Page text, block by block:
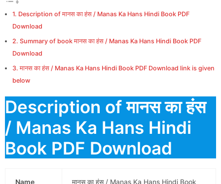
Description of मानस का हंस / Manas Ka Hans Hindi Book PDF
Download
Summary of book मानस का हंस / Manas Ka Hans Hindi Book PDF
Download
मानस का हंस / Manas Ka Hans Hindi Book PDF Download link is given
below
Description of मानस का हंस
/ Manas Ka Hans Hindi
Book PDF Download
Name
मानस का हंस / Manas Ka Hans Hindi Book